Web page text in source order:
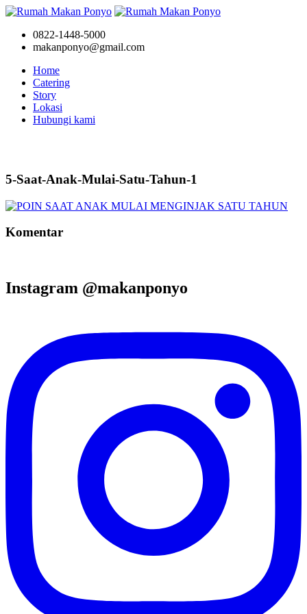
0822-1448-5000
makanponyo@gmail.com
Home
Catering
Story
Lokasi
Hubungi kami
5-Saat-Anak-Mulai-Satu-Tahun-1
Komentar
Instagram @makanponyo